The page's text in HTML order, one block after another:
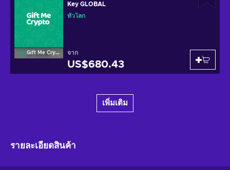
Gift Me Crypto
Key GLOBAL
ทั่วโลก
จาก
US$680.43
เพิ่มเติม
รายละเอียดสินค้า